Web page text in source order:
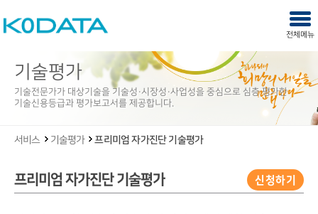
KODATA
사
열
닫기
전체메뉴
기술평가
기술전문가가 대상기술을 기술성·시장성·사업성을 중심으로 심층 평가한
기술신용등급과 평가보고서를 제공합니다.
서비스 기술평가 프리미엄 자가진단 기술평가
프리미엄 자가진단 기술평가 신청하기